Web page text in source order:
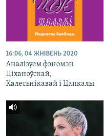
16:06, 04 ЖНІВЕНЬ 2020
Аналізуем фэномэн
Ціханоўскай,
Калесьнікавай і Цапкалы